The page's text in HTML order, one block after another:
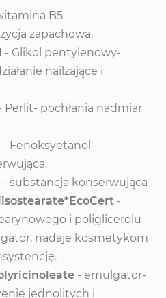
B5
zapachowa.
- Glikol pentylenowy-
nailżające i
Perlit- pochłania nadmiar
- Fenoksyetanol-
- substancja konserwująca
-
i poliglicerolu
nadaje kosmetykom
- emulgator-
jednolitych i